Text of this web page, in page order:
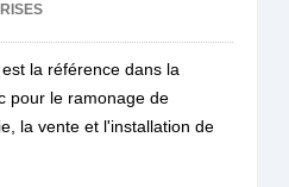
la référence dans la
pour le ramonage de
la vente et l'installation de